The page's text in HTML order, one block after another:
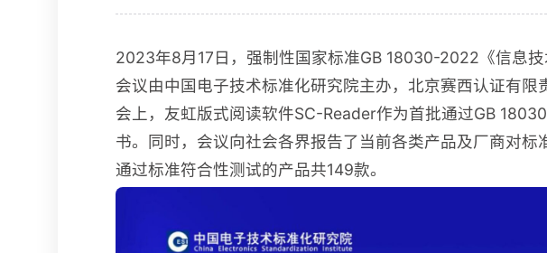
2023年8月17日，强制性国家标准GB 18030-2022《信息
会议由中国电子技术标准化研究院主办，北京赛西认证有
会上，友虹版式阅读软件SC-Reader作为首批通过GB
书。同时，会议向社会各界报告了当前各类产品及厂商对
通过标准符合性测试的产品共149款。